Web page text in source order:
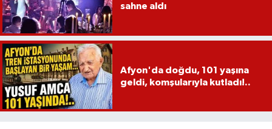
sahne aldı
Afyon'da doğdu, 101 yaşına
geldi, komşularıyla kutladı!..